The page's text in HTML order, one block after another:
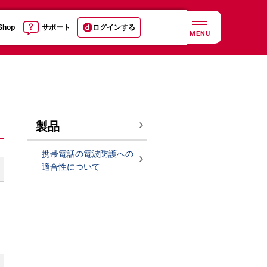
サポート ログインする
MENU
製品
携帯電話の電波防護への
適合性について